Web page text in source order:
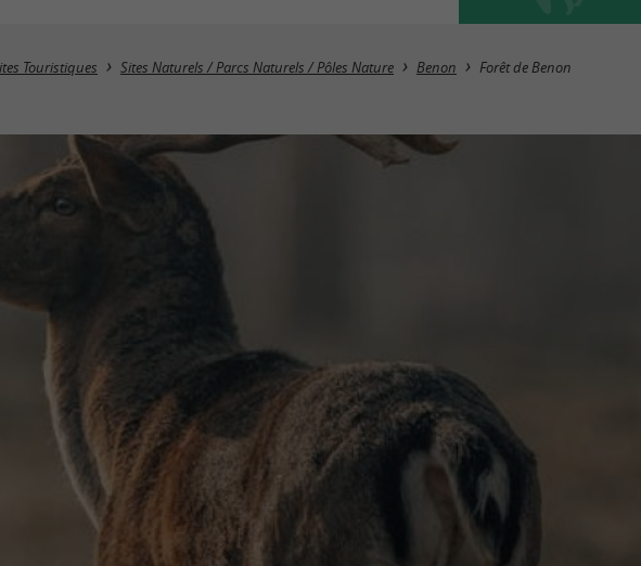
Touristiques Sites Naturels / Parcs Naturels / Pôles Nature Benon Forêt de Benon